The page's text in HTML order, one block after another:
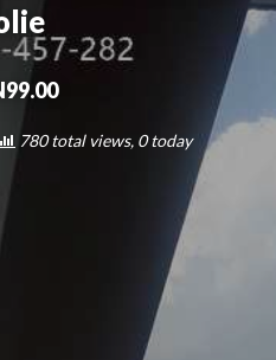
780 total views, 0 today